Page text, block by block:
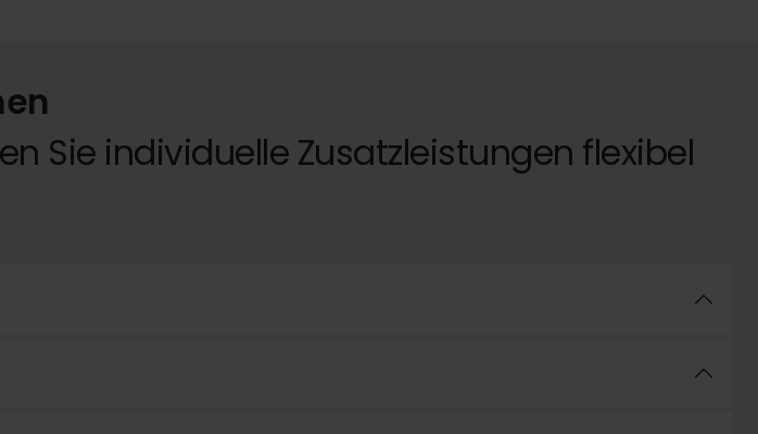
Sie individuelle Zusatzleistungen flexibel